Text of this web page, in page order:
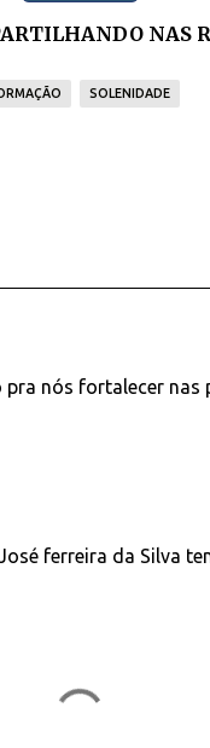
NAS
SOLENIDADE
nós fortalecer nas
ferreira da Silva